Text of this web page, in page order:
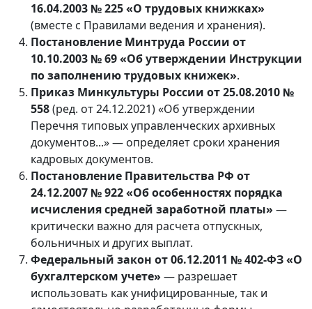
16.04.2003 № 225 «О трудовых книжках»
(вместе с Правилами ведения и хранения).
Постановление Минтруда России от
10.10.2003 № 69 «Об утверждении Инструкции
по заполнению трудовых книжек».
Приказ Минкультуры России от 25.08.2010 №
558(ред. от 24.12.2021) «Об утверждении
Перечня типовых управленческих архивных
документов...» — определяет сроки хранения
кадровых документов.
Постановление Правительства РФ от
24.12.2007 № 922 «Об особенностях порядка
исчисления средней заработной платы» —
критически важно для расчета отпускных,
больничных и других выплат.
Федеральный закон от 06.12.2011 № 402-ФЗ «О
бухгалтерском учете» — разрешает
использовать как унифицированные, так и